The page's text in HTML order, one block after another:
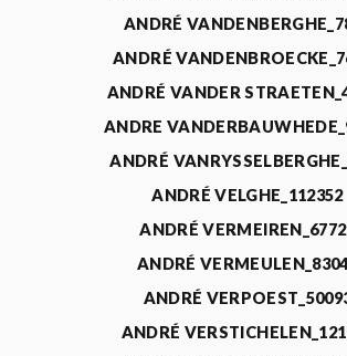
ANDRÉ
ANDRÉ
ANDRÉ VANDER
ANDRE
ANDRÉ
ANDRÉ VELGHE_112352
ANDRÉ
ANDRÉ
ANDRÉ
ANDRÉ